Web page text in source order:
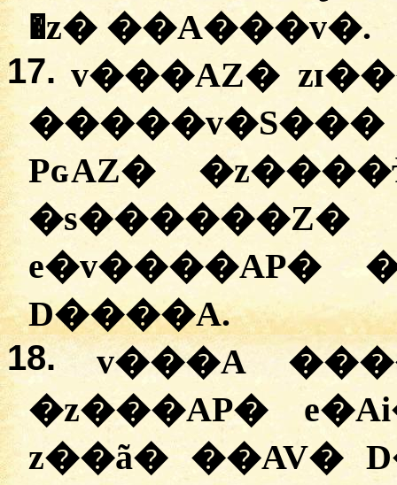
�z� ��A���v�.
17. v���AZ�
�����v�S���
PɢAZ�
e�v����AP�
D����A.
18.
v���A
�z���AP�
z��ã� ��AV�